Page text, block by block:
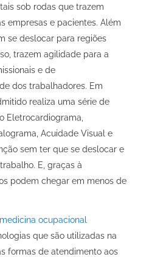
sob rodas que trazem
empresas e pacientes. Além
se deslocar para regiões
trazem agilidade para a
e de
dos trabalhadores. Em
realiza uma série de
Eletrocardiograma,
Acuidade Visual e
sem ter que se deslocar e
E, graças à
podem chegar em menos de
ocupacional
que são utilizadas na
formas de atendimento aos